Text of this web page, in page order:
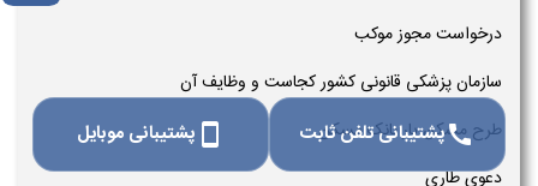
درخواست مجوز موکب
سازمان پزشکی قانونی کشور کجاست و وظایف آن
طرح مسکن یار بانک مسکن
دعوی طاری
callپشتیبانی تلفن ثابت smartphone پشتیبانی موبایل